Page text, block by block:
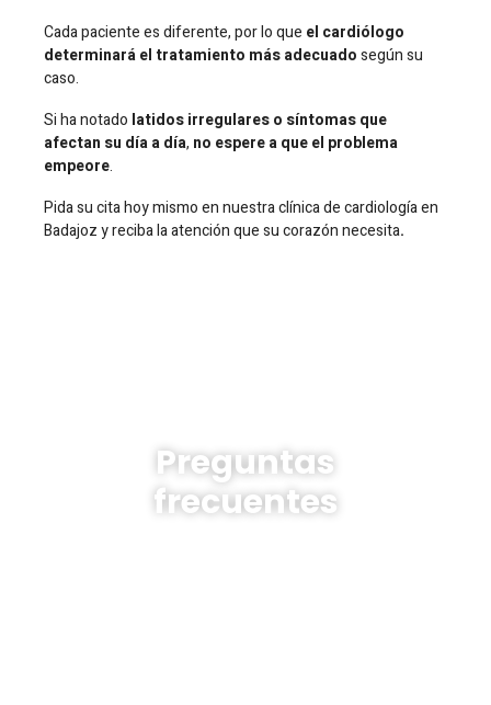
Cada paciente es diferente, por lo que el cardiólogo
determinará el tratamiento más adecuadosegún su
caso.
Si ha notado latidos irregulares o síntomas que
afectan su día a día, no espere a que el problema
empeore.
Pida su cita hoy mismo en nuestra clínica de cardiología en
Badajoz y reciba la atención que su corazón necesita.
Preguntas
frecuentes